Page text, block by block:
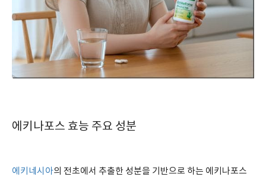
에키나포스 효능 주요 성분
에키네시아의 전초에서 추출한 성분을 기반으로 하는 에키나포스